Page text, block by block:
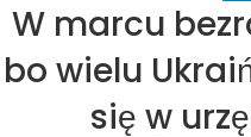
W marcu
bo wielu
się w